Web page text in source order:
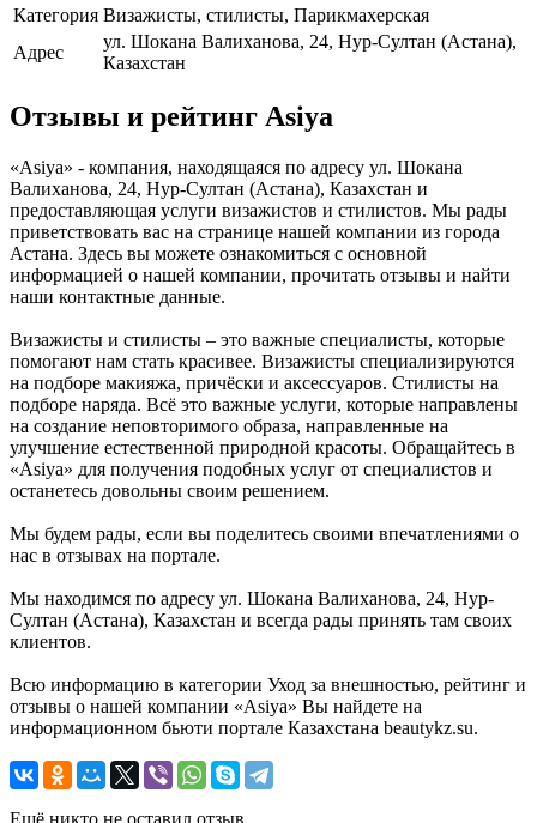
Категория Визажисты, стилисты, Парикмахерская
Адрес
ул. Шокана Валиханова, 24, Нур-Султан (Астана),
Казахстан
Отзывы и рейтинг Asiya
«Asiya» - компания, находящаяся по адресу ул. Шокана
Валиханова, 24, Нур-Султан (Астана), Казахстан и
предоставляющая услуги визажистов и стилистов. Мы рады
приветствовать вас на странице нашей компании из города
Астана. Здесь вы можете ознакомиться с основной
информацией о нашей компании, прочитать отзывы и найти
наши контактные данные.
Визажисты и стилисты – это важные специалисты, которые
помогают нам стать красивее. Визажисты специализируются
на подборе макияжа, причёски и аксессуаров. Стилисты на
подборе наряда. Всё это важные услуги, которые направлены
на создание неповторимого образа, направленные на
улучшение естественной природной красоты. Обращайтесь в
«Asiya» для получения подобных услуг от специалистов и
останетесь довольны своим решением.
Мы будем рады, если вы поделитесь своими впечатлениями о
нас в отзывах на портале.
Мы находимся по адресу ул. Шокана Валиханова, 24, Нур-
Султан (Астана), Казахстан и всегда рады принять там своих
клиентов.
Всю информацию в категории Уход за внешностью, рейтинг и
отзывы о нашей компании «Asiya» Вы найдете на
информационном бьюти портале Казахстана beautykz.su.